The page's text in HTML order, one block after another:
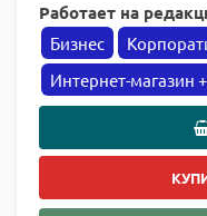
Работает на
Бизнес
Интернет-магазин